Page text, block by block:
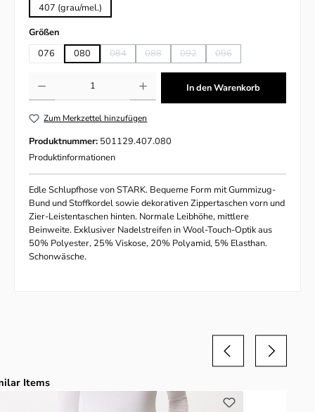
407 (grau/mel.)
Größenauswählen
076
080 084(Diese Option ist zurzeit nicht verfügbar.)
088(Diese Option ist zurzeit nicht verfügbar.)
092(Diese Option ist zurzeit nicht
096(Diese Option ist zurzeit
In den Warenkorb
Zum Merkzettel hinzufügen
Produktnummer: 501129.407.080
Produktinformationen
Edle Schlupfhose von STARK. Bequeme Form mit Gummizug-
Bund und Stoffkordel sowie dekorativen Zippertaschen vorn und
Zier-Leistentaschen hinten. Normale Leibhöhe, mittlere
Beinweite. Exklusiver Nadelstreifen in Wool-Touch-Optik aus
50% Polyester, 25% Viskose, 20% Polyamid, 5% Elasthan.
Schonwäsche.
überspringen
Items